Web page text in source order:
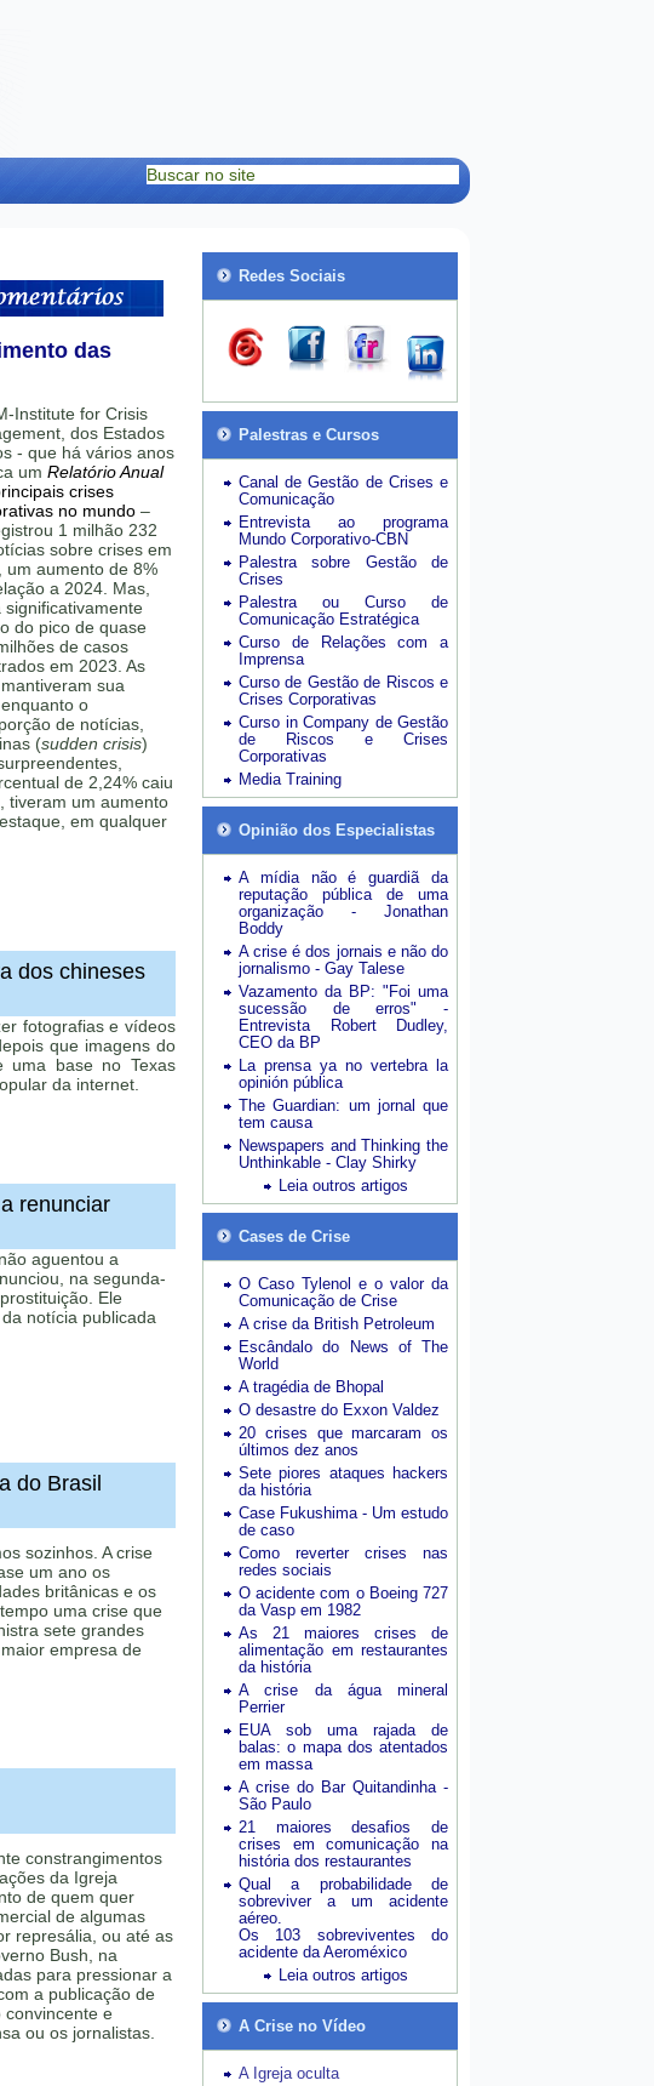
das
Institute for Crisis
dos Estados
- que há vários anos
um Relatório Anual
crises
no mundo –
1 milhão 232
sobre crises em
um aumento de 8%
a 2024. Mas,
significativamente
do pico de quase
de casos
em 2023. As
sua
o
de notícias,
(sudden crisis)
de 2,24% caiu
tiveram um aumento
em qualquer
dos chineses
fotografias e vídeos
que imagens do
uma base no Texas
da internet.
renunciar
aguentou a
na segunda-
Ele
notícia publicada
do Brasil
sozinhos. A crise
um ano os
britânicas e os
uma crise que
sete grandes
empresa de
constrangimentos
da Igreja
de quem quer
de algumas
represália, ou até as
Bush, na
para pressionar a
a publicação de
convincente e
ou os jornalistas.
Redes Sociais
Palestras e Cursos
Canal de Gestão de Crises e
Comunicação
Entrevista ao programa
Mundo Corporativo-CBN
Palestra sobre Gestão de
Crises
Palestra ou Curso de
Comunicação Estratégica
Curso de Relações com a
Imprensa
Curso de Gestão de Riscos e
Crises Corporativas
Curso in Company de Gestão
de Riscos e Crises
Corporativas
Media Training
Opinião dos Especialistas
A mídia não é guardiã da
reputação pública de uma
organização - Jonathan
Boddy
A crise é dos jornais e não do
jornalismo - Gay Talese
Vazamento da BP: "Foi uma
sucessão de erros" -
Entrevista Robert Dudley,
CEO da BP
La prensa ya no vertebra la
opinión pública
The Guardian: um jornal que
tem causa
Newspapers and Thinking the
Unthinkable - Clay Shirky
Leia outros artigos
Cases de Crise
O Caso Tylenol e o valor da
Comunicação de Crise
A crise da British Petroleum
Escândalo do News of The
World
A tragédia de Bhopal
O desastre do Exxon Valdez
20 crises que marcaram os
últimos dez anos
Sete piores ataques hackers
da história
Case Fukushima - Um estudo
de caso
Como reverter crises nas
redes sociais
O acidente com o Boeing 727
da Vasp em 1982
As 21 maiores crises de
alimentação em restaurantes
da história
A crise da água mineral
Perrier
EUA sob uma rajada de
balas: o mapa dos atentados
em massa
A crise do Bar Quitandinha -
São Paulo
21 maiores desafios de
crises em comunicação na
história dos restaurantes
Qual a probabilidade de
sobreviver a um acidente
aéreo.
Os 103 sobreviventes do
acidente da Aeroméxico
Leia outros artigos
A Crise no Vídeo
A Igreja oculta